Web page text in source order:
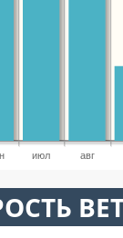
июл авг